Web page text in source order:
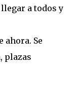
a todos y
ahora. Se
plazas